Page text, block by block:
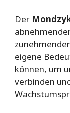
Der
eigene
können, um
verbinden